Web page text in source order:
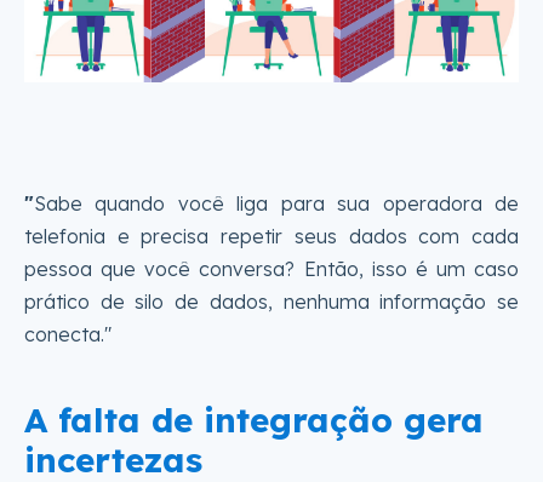
"Sabe quando você liga para sua operadora de
telefonia e precisa repetir seus dados com cada
pessoa que você conversa? Então, isso é um caso
prático de silo de dados, nenhuma informação se
conecta."
A falta de integração gera
incertezas